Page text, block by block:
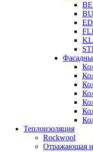
Теплоизоляция
Rockwool
Отражающая